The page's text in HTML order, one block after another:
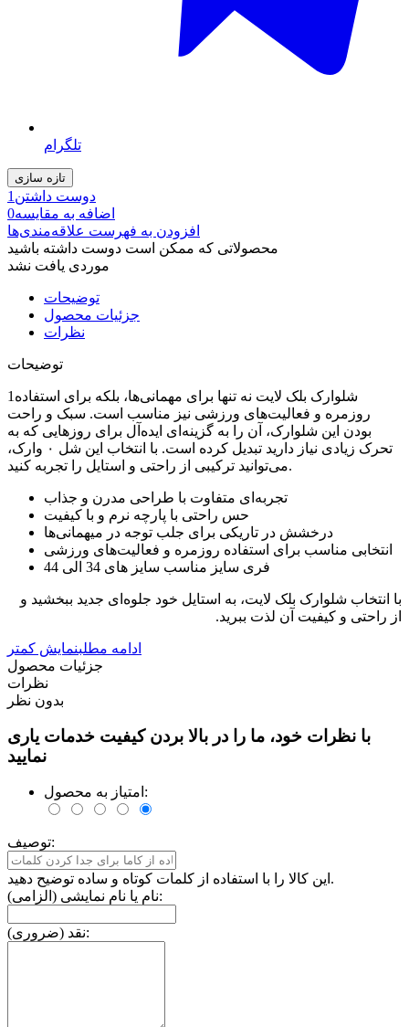
تلگرام
دوست داشتن 1
اضافه به مقایسه0
افزودن به فهرست علاقه‌مندی‌ها
محصولاتی که ممکن است دوست داشته باشید
موردی یافت نشد
توضیحات
جزئیات محصول
نظرات
توضیحات
1شلوارک بلک لایت نه تنها برای مهمانی‌ها، بلکه برای استفاده
روزمره و فعالیت‌های ورزشی نیز مناسب است. سبک و راحت
بودن این شلوارک، آن را به گزینه‌ای ایده‌آل برای روزهایی که به
تحرک زیادی نیاز دارید تبدیل کرده است. با انتخاب این شل ۰ وارک،
می‌توانید ترکیبی از راحتی و استایل را تجربه کنید.
تجربه‌ای متفاوت با طراحی مدرن و جذاب
حس راحتی با پارچه نرم و با کیفیت
درخشش در تاریکی برای جلب توجه در میهمانی‌ها
انتخابی مناسب برای استفاده روزمره و فعالیت‌های ورزشی
فری سایز مناسب سایز های 34 الی 44
با انتخاب شلوارک بلک لایت، به استایل خود جلوه‌ای جدید ببخشید و
از راحتی و کیفیت آن لذت ببرید.
ادامه مطلبنمایش کمتر
جزئیات محصول
نظرات
بدون نظر
با نظرات خود، ما را در بالا بردن کیفیت خدمات یاری
نمایید
امتیاز به محصول:
توصیف:
این کالا را با استفاده از کلمات کوتاه و ساده توضیح دهید.
نام یا نام نمایشی (الزامی):
نقد (ضروری):